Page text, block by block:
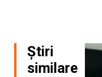
Știri
similare